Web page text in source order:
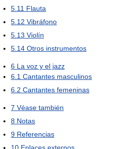
5.11 Flauta
5.12 Vibráfono
5.13 Violín
5.14 Otros instrumentos
6 La voz y el jazz
6.1 Cantantes masculinos
6.2 Cantantes femeninas
7 Véase también
8 Notas
9 Referencias